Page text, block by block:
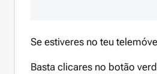
Se estiveres no teu
Basta clicares no botão